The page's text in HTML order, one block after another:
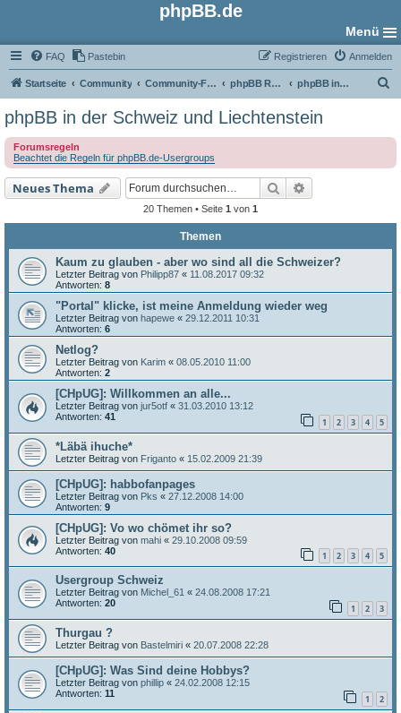
phpBB.de
Menü
FAQ Pastebin Anmelden
Registrieren
Startseite Community Community-Foren phpBB Regional phpBB in der Schweiz und Liechtenstein
e
phpBB in der Schweiz und Liechtenstein
Forumsregeln
Beachtet die Regeln für phpBB.de-Usergroups
Neues Thema Suche
20 Themen • Seite 1 von 1
Themen
Kaum zu glauben - aber wo sind all die Schweizer?
Letzter Beitrag von Philipp87 « 11.08.2017 09:32
Antworten: 8
"Portal" klicke, ist meine Anmeldung wieder weg
Letzter Beitrag von hapewe « 29.12.2011 10:31
Antworten: 6
Netlog?
Letzter Beitrag von Karim « 08.05.2010 11:00
Antworten: 2
[CHpUG]: Willkommen an alle...
Letzter Beitrag von jur5otf « 31.03.2010 13:12
Antworten: 41 1 2 3 4 5
*Läbä ihuche*
Letzter Beitrag von Friganto « 15.02.2009 21:39
[CHpUG]: habbofanpages
Letzter Beitrag von Pks « 27.12.2008 14:00
Antworten: 9
[CHpUG]: Vo wo chömet ihr so?
Letzter Beitrag von mahi « 29.10.2008 09:59
Antworten: 40 1 2 3 4 5
Usergroup Schweiz
Letzter Beitrag von Michel_61 « 24.08.2008 17:21
Antworten: 20 1 2 3
Thurgau ?
Letzter Beitrag von Bastelmiri « 20.07.2008 22:28
[CHpUG]: Was Sind deine Hobbys?
Letzter Beitrag von phillip « 24.02.2008 12:15
Antworten: 11 1 2